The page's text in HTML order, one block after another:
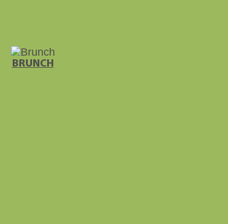
BRUNCH